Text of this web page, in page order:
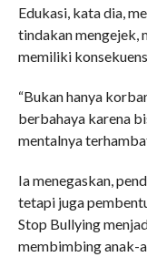
Edukasi, kata dia,
tindakan mengejek,
memiliki
“Bukan hanya
berbahaya karena
mentalnya
Ia menegaskan,
tetapi juga
Stop Bullying
membimbing anak-